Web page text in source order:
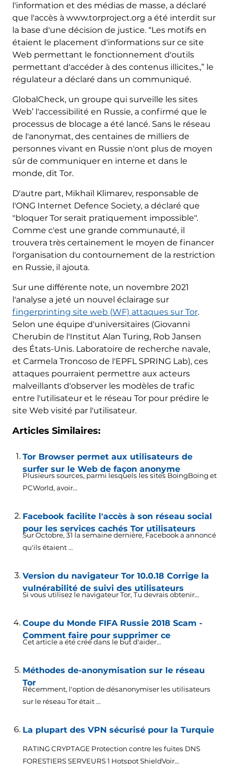
l'information et des médias de masse, a déclaré
que l'accès à www.torproject.org a été interdit sur
la base d'une décision de justice. “Les motifs en
étaient le placement d'informations sur ce site
Web permettant le fonctionnement d'outils
permettant d'accéder à des contenus illicites.,” le
régulateur a déclaré dans un communiqué.
GlobalCheck, un groupe qui surveille les sites
Web’ l'accessibilité en Russie, a confirmé que le
processus de blocage a été lancé. Sans le réseau
de l'anonymat, des centaines de milliers de
personnes vivant en Russie n'ont plus de moyen
sûr de communiquer en interne et dans le
monde, dit Tor.
D'autre part, Mikhaïl Klimarev, responsable de
l'ONG Internet Defence Society, a déclaré que
"bloquer Tor serait pratiquement impossible".
Comme c'est une grande communauté, il
trouvera très certainement le moyen de financer
l'organisation du contournement de la restriction
en Russie, il ajouta.
Sur une différente note, un novembre 2021
l'analyse a jeté un nouvel éclairage sur
fingerprinting site web (WF) attaques sur Tor.
Selon une équipe d'universitaires (Giovanni
Cherubin de l'Institut Alan Turing, Rob Jansen
des États-Unis. Laboratoire de recherche navale,
et Carmela Troncoso de l'EPFL SPRING Lab), ces
attaques pourraient permettre aux acteurs
malveillants d'observer les modèles de trafic
entre l'utilisateur et le réseau Tor pour prédire le
site Web visité par l'utilisateur.
Articles Similaires:
Tor Browser permet aux utilisateurs de
surfer sur le Web de façon anonyme
Plusieurs sources, parmi lesquels les sites BoingBoing et
PCWorld, avoir...
Facebook facilite l'accès à son réseau social
pour les services cachés Tor utilisateurs
Sur Octobre, 31 la semaine dernière, Facebook a annoncé
qu'ils étaient ...
Version du navigateur Tor 10.0.18 Corrige la
vulnérabilité de suivi des utilisateurs
Si vous utilisez le navigateur Tor, Tu devrais obtenir...
Coupe du Monde FIFA Russie 2018 Scam -
Comment faire pour supprimer ce
Cet article a été créé dans le but d'aider...
Méthodes de-anonymisation sur le réseau
Tor
Récemment, l'option de désanonymiser les utilisateurs
sur le réseau Tor était ...
La plupart des VPN sécurisé pour la Turquie
RATING CRYPTAGE Protection contre les fuites DNS
FORESTIERS SERVEURS 1 Hotspot ShieldVoir...